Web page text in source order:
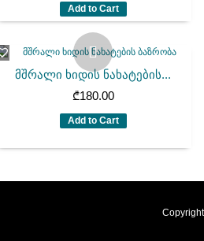
Add to Cart
მშრალი ხიდის ნახატების...
₾180.00
Add to Cart